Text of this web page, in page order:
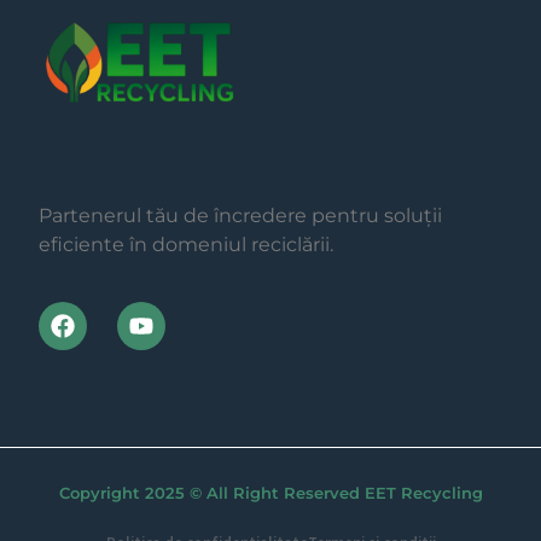
Partenerul tău de încredere pentru soluții
eficiente în domeniul reciclării.
Copyright 2025 © All Right Reserved EET Recycling